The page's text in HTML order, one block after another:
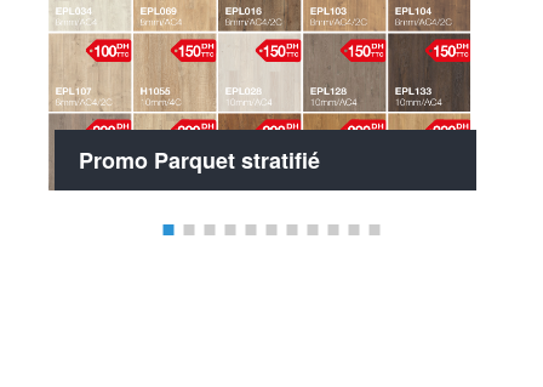
Promo Parquet stratifié